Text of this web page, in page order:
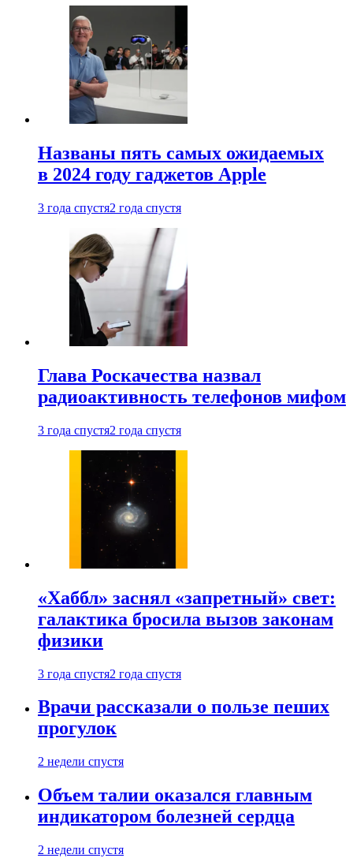
Названы пять самых ожидаемых
в 2024 году гаджетов Apple
3 года спустя2 года спустя
Глава Роскачества назвал
радиоактивность телефонов мифом
3 года спустя2 года спустя
«Хаббл» заснял «запретный» свет:
галактика бросила вызов законам
физики
3 года спустя2 года спустя
Врачи рассказали о пользе пеших
прогулок
2 недели спустя
Объем талии оказался главным
индикатором болезней сердца
2 недели спустя